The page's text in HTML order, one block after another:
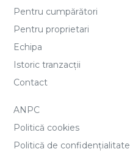
Pentru cumpărători
Pentru proprietari
Echipa
Istoric tranzacții
Contact
ANPC
Politică cookies
Politică de confidențialitate